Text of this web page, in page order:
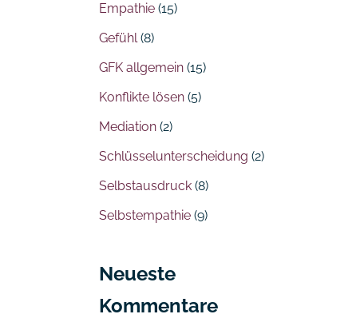
Empathie (15)
Gefühl(8)
GFK allgemein (15)
Konflikte lösen (5)
Mediation (2)
Schlüsselunterscheidung (2)
Selbstausdruck (8)
Selbstempathie (9)
Neueste
Kommentare